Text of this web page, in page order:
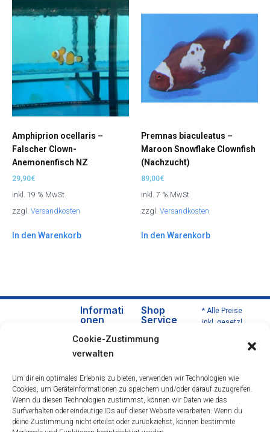
Cookie-Zustimmung
verwalten
Um dir ein optimales Erlebnis zu bieten, verwenden wir Technologien wie
Cookies, um Geräteinformationen zu speichern und/oder darauf zuzugreifen.
Wenn du diesen Technologien zustimmst, können wir Daten wie das
Surfverhalten oder eindeutige IDs auf dieser Website verarbeiten. Wenn du
deine Zustimmung nicht erteilst oder zurückziehst, können bestimmte
Amphiprion ocellaris –
Falscher Clown-
Anemonenfisch NZ
29,90€
inkl. 19 % MwSt.
zzgl. Versandkosten
In den Warenkorb
Premnas biaculeatus –
Maroon Snowflake Clownfish
(Nachzucht)
89,00€
inkl. 7 % MwSt.
zzgl. Versandkosten
In den Warenkorb
Informati
onen
uns
Daten
rung
Impre
ssum
Shop
Service
ngsbe
dingu
ngen
Wider
* Alle Preise
inkl. gesetzl.
Nachnahmeg
ebühren,
wenn nicht
anders
beschrieben.